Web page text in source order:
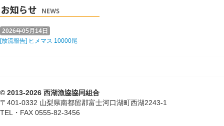
2026年05月14日
[放流報告] ヒメマス 10000尾
© 2013-2026 西湖漁協協同組合
〒401-0332 山梨県南都留郡富士河口湖町西湖2243-1
TEL・FAX 0555-82-3456